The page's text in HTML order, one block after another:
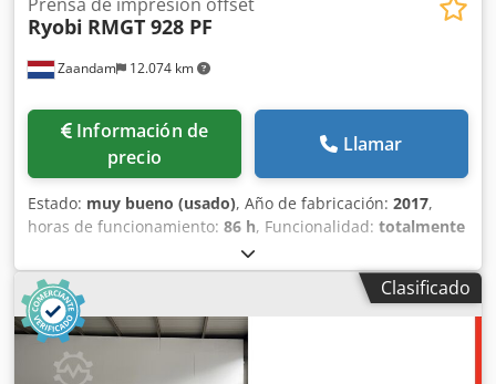
Zaandam 12.074 km
Ryobi RMGT 928 PF
Información de
precio
Llamar
Estado: muy bueno (usado), Año de fabricación: 2017,
horas de funcionamiento: 86 h, Funcionalidad: totalmente
, número de máquina/vehículo:
x 92 cm, alimentador tipo V, alimentador de cinta de
succión, tope lateral preajustado, preajuste de tamaño de
papel, cambiadores automáticos de planchas Ryobi,
control remoto de registro de planchas, control de
impresión Ryobi PCS-G, espectrojet PDS-E, sistema de
Clasificado